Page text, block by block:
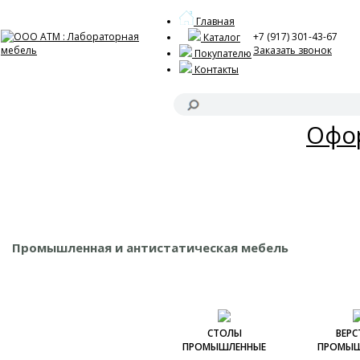
Главная
Каталог
Покупателю
Контакты
+7 (917) 301-43-67
Заказать звонок
Промышленная и антистатическая мебель
СТОЛЫ
ПРОМЫШЛЕННЫЕ